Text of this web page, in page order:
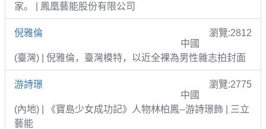
家。 | 鳳凰藝能股份有限公司
倪雅倫
瀏覽:2812
中國
(臺灣) | 倪雅倫，臺灣模特，以近全裸為男性雜志拍封面
游詩璟
瀏覽:2775
中國
(內地) | 《寶島少女成功記》人物林柏鳳--游詩璟飾 | 三立
藝能